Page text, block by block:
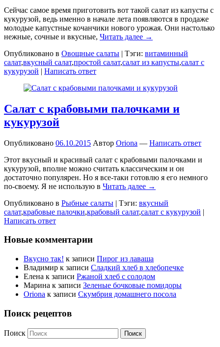
Сейчас самое время приготовить вот такой салат из капусты с
кукурузой, ведь именно в начале лета появляются в продаже
молодые капустные кочанчики нового урожая. Они настолько
нежные, сочные и вкусные, Читать далее →
Опубликовано в Овощные салаты | Тэги: витаминный
салат,вкусный салат,простой салат,салат из капусты,салат с
кукурузой | Написать ответ
Салат с крабовыми палочками и
кукурузой
Опубликовано 06.10.2015 Автор Oriona — Написать ответ
Этот вкусный и красивый салат с крабовыми палочками и
кукурузой, вполне можно считать классическим и он
достаточно популярен. Но я все-таки готовлю я его немного
по-своему. Я не использую в Читать далее →
Опубликовано в Рыбные салаты | Тэги: вкусный
салат,крабовые палочки,крабовый салат,салат с кукурузой |
Написать ответ
Новые комментарии
Вкусно так! к записи Пирог из лаваша
Владимир к записи Сладкий хлеб в хлебопечке
Елена к записи Ржаной хлеб с солодом
Марина к записи Зеленые бочковые помидоры
Oriona к записи Скумбрия домашнего посола
Поиск рецептов
Поиск